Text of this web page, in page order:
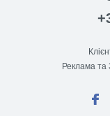
Реклама та